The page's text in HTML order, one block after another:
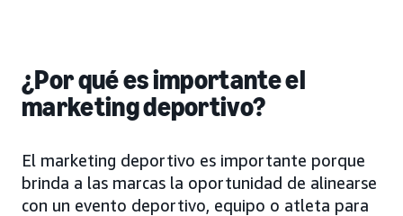
¿Por qué es importante el
marketing deportivo?
El marketing deportivo es importante porque
brinda a las marcas la oportunidad de alinearse
con un evento deportivo, equipo o atleta para